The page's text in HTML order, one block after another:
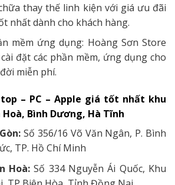
thay thế linh kiện với giá ưu đãi
nhất dành cho khách hàng.
mềm ứng dụng: Hoàng Sơn Store
đặt các phần mềm, ứng dụng cho
miễn phí.
– PC – Apple giá tốt nhất khu
Hoà, Bình Dương, Hà Tĩnh
Số 356/16 Võ Văn Ngân, P. Bình
TP. Hồ Chí Minh
Hoà:Số 334 Nguyễn Ái Quốc, Khu